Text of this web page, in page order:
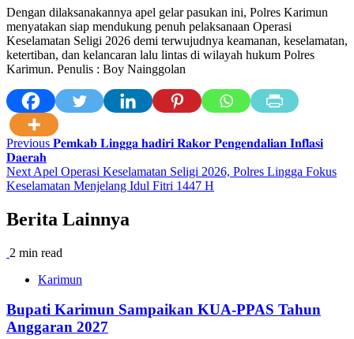
Dengan dilaksanakannya apel gelar pasukan ini, Polres Karimun
menyatakan siap mendukung penuh pelaksanaan Operasi
Keselamatan Seligi 2026 demi terwujudnya keamanan, keselamatan,
ketertiban, dan kelancaran lalu lintas di wilayah hukum Polres
Karimun. Penulis : Boy Nainggolan
Post
navigation
Previous 𝐏𝐞𝐦𝐤𝐚𝐛 𝐋𝐢𝐧𝐠𝐠𝐚 𝐡𝐚𝐝𝐢𝐫𝐢 𝐑𝐚𝐤𝐨𝐫 𝐏𝐞𝐧𝐠𝐞𝐧𝐝𝐚𝐥𝐢𝐚𝐧 𝐈𝐧𝐟𝐥𝐚𝐬𝐢
𝐃𝐚𝐞𝐫𝐚𝐡
Next Apel Operasi Keselamatan Seligi 2026, Polres Lingga Fokus
Keselamatan Menjelang Idul Fitri 1447 H
Berita Lainnya
2 min read
Karimun
Bupati Karimun Sampaikan KUA-PPAS Tahun
Anggaran 2027